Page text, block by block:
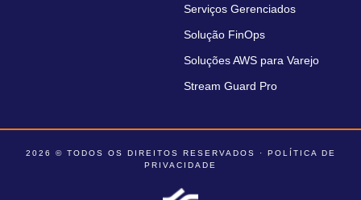
Serviços Gerenciados
Solução FinOps
Soluções AWS para Varejo
Stream Guard Pro
2026 © TODOS OS DIREITOS RESERVADOS · POLÍTICA DE
PRIVACIDADE